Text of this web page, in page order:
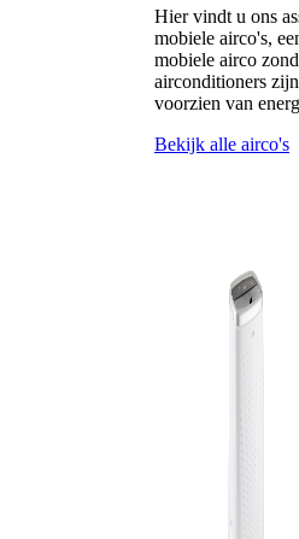
Hier vindt u ons
mobiele airco's,
mobiele airco
airconditioners
voorzien van
Bekijk alle airco's